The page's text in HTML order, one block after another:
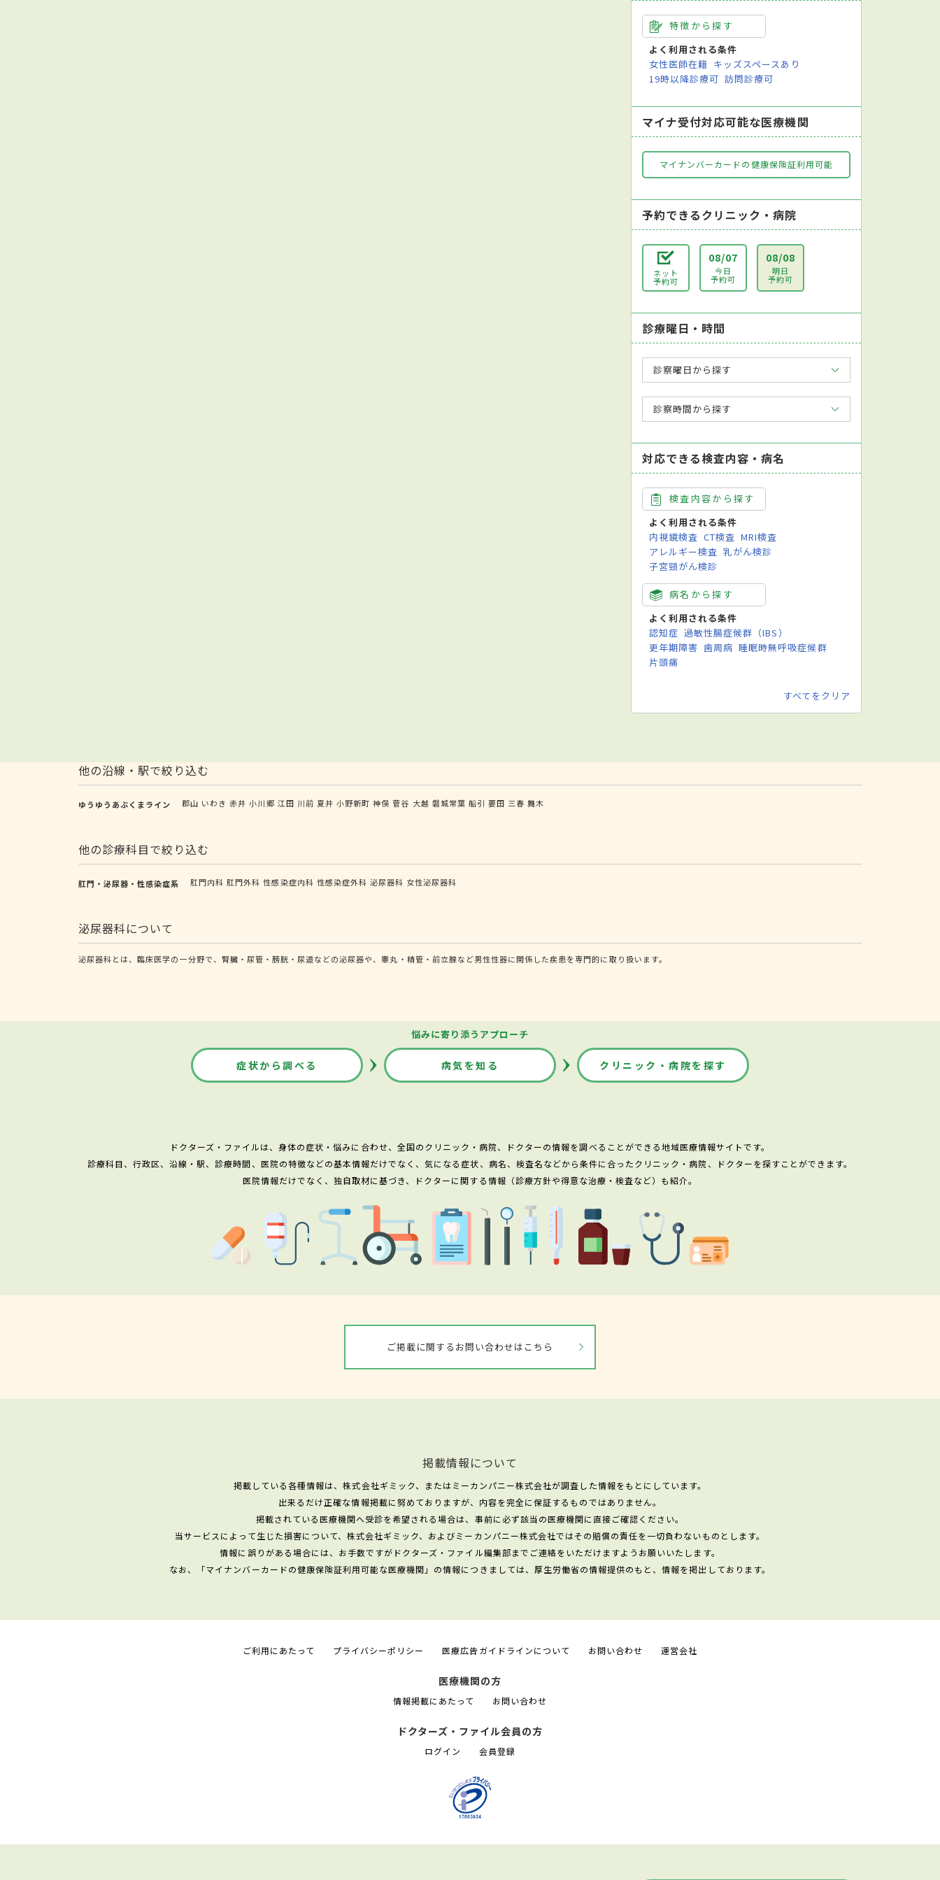
特徴から探す
よく利用される条件
女性医師在籍 キッズスペースあり
19時以降診療可 訪問診療可
マイナ受付対応可能な医療機関
マイナンバーカードの健康保険証利用可能
予約できるクリニック・病院
ネット
予約可
08/07
今日
予約可
08/08
明日
予約可
診療曜日・時間
診察曜日から探す
診察時間から探す
対応できる検査内容・病名
検査内容から探す
よく利用される条件
内視鏡検査 CT検査 MRI検査
アレルギー検査 乳がん検診
子宮頸がん検診
病名から探す
よく利用される条件
認知症 過敏性腸症候群（IBS）
更年期障害 歯周病 睡眠時無呼吸症候群
片頭痛
すべてをクリア
他の沿線・駅で絞り込む
ゆうゆうあぶくまライン 郡山 いわき 赤井 小川郷 江田 川前 夏井 小野新町 神俣 菅谷 大越 磐城常葉 船引 要田 三春 舞木
他の診療科目で絞り込む
肛門・泌尿器・性感染症系 肛門内科 肛門外科 性感染症内科 性感染症外科 泌尿器科 女性泌尿器科
泌尿器科について
泌尿器科とは、臨床医学の一分野で、腎臓・尿管・膀胱・尿道などの泌尿器や、睾丸・精管・前立腺など男性性器に関係した疾患を専門的に取り扱います。
悩みに寄り添うアプローチ
症状から調べる 病気を知る クリニック・病院を探す
ドクターズ・ファイルは、身体の症状・悩みに合わせ、全国のクリニック・病院、ドクターの情報を調べることができる地域医療情報サイトです。
診療科目、行政区、沿線・駅、診療時間、医院の特徴などの基本情報だけでなく、気になる症状、病名、検査名などから条件に合ったクリニック・病院、ドクターを探すことができます。
医院情報だけでなく、独自取材に基づき、ドクターに関する情報（診療方針や得意な治療・検査など）も紹介。
ご掲載に関するお問い合わせはこちら
掲載情報について
掲載している各種情報は、株式会社ギミック、またはミーカンパニー株式会社が調査した情報をもとにしています。
出来るだけ正確な情報掲載に努めておりますが、内容を完全に保証するものではありません。
掲載されている医療機関へ受診を希望される場合は、事前に必ず該当の医療機関に直接ご確認ください。
当サービスによって生じた損害について、株式会社ギミック、およびミーカンパニー株式会社ではその賠償の責任を一切負わないものとします。
情報に誤りがある場合には、お手数ですがドクターズ・ファイル編集部までご連絡をいただけますようお願いいたします。
なお、「マイナンバーカードの健康保険証利用可能な医療機関」の情報につきましては、厚生労働省の情報提供のもと、情報を掲出しております。
ご利用にあたって プライバシーポリシー 医療広告ガイドラインについて お問い合わせ 運営会社
医療機関の方
情報掲載にあたって お問い合わせ
ドクターズ・ファイル会員の方
ログイン 会員登録